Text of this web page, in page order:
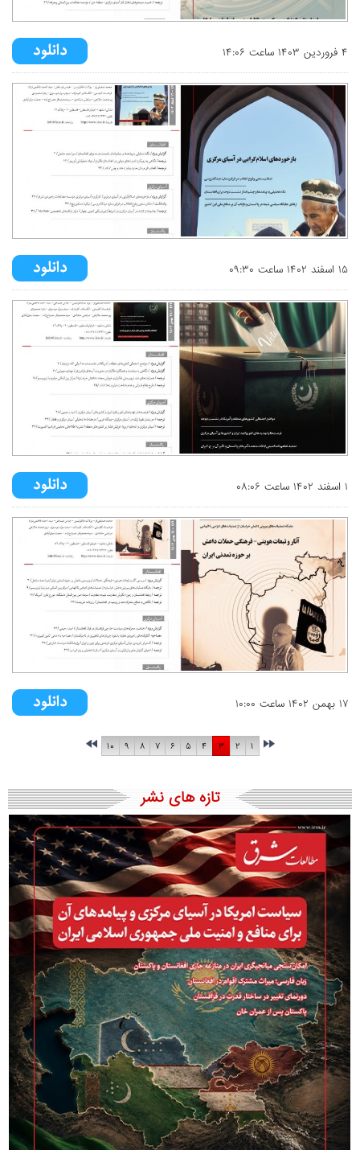
۴ فروردين ۱۴۰۳ ساعت ۱۴:۰۶
۱۵ اسفند ۱۴۰۲ ساعت ۰۹:۳۰
۱ اسفند ۱۴۰۲ ساعت ۰۸:۰۶
۱۷ بهمن ۱۴۰۲ ساعت ۱۰:۰۰
۱ ۲ ۳ ۴ ۵ ۶ ۷ ۸ ۹ ۱۰
تازه های نشر